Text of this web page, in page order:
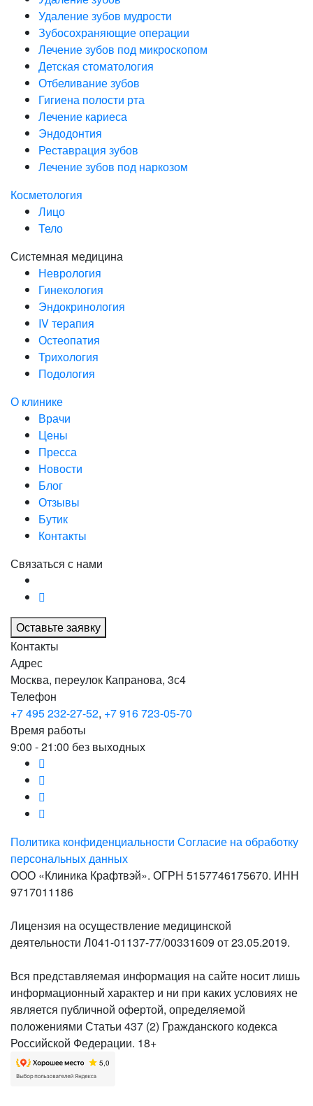
Удаление зубов мудрости
Зубосохраняющие операции
Лечение зубов под микроскопом
Детская стоматология
Отбеливание зубов
Гигиена полости рта
Лечение кариеса
Эндодонтия
Реставрация зубов
Лечение зубов под наркозом
Косметология
Лицо
Тело
Системная медицина
Неврология
Гинекология
Эндокринология
IV терапия
Остеопатия
Трихология
Подология
О клинике
Врачи
Цены
Пресса
Новости
Блог
Отзывы
Бутик
Контакты
Связаться с нами
Оставьте заявку
Контакты
Адрес
Москва, переулок Капранова, 3с4
Телефон
+7 495 232-27-52, +7 916 723-05-70
Время работы
9:00 - 21:00 без выходных
Политика конфиденциальности Согласие на обработку
персональных данных
ООО «Клиника Крафтвэй». ОГРН 5157746175670. ИНН
9717011186
Лицензия на осуществление медицинской
деятельности Л041-01137-77/00331609 от 23.05.2019.
Вся представляемая информация на сайте носит лишь
информационный характер и ни при каких условиях не
является публичной офертой, определяемой
положениями Статьи 437 (2) Гражданского кодекса
Российской Федерации. 18+